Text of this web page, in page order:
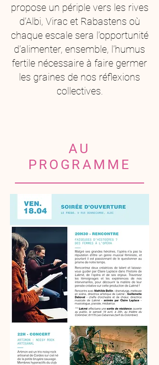
propose un périple vers les rives
d’Albi, Virac et Rabastens où
chaque escale sera l’opportunité
d’alimenter, ensemble, l’humus
fertile nécessaire à faire germer
les graines de nos réflexions
collectives.
AU
PROGRAMME